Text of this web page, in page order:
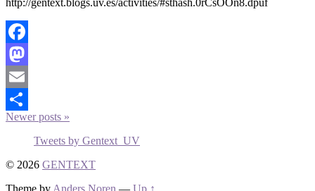
Facebook
Mastodon
Email
Share
Newerposts »
Tweets by Gentext_UV
© 2026 GENTEXT
Theme by Anders Noren — Up ↑